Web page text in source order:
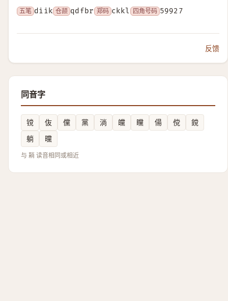
五笔 diik 仓颉 qdfbr 郑码 ckkl 四角号码 59927
反馈
同音字
镋 伖 儻 黨 淌 㿩 矘 偒 傥
鎲
躺
曭
与 耥 读音相同或相近